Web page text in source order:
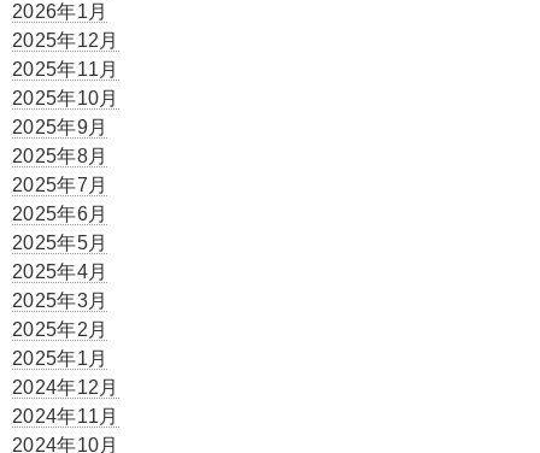
2026年1月
2025年12月
2025年11月
2025年10月
2025年9月
2025年8月
2025年7月
2025年6月
2025年5月
2025年4月
2025年3月
2025年2月
2025年1月
2024年12月
2024年11月
2024年10月